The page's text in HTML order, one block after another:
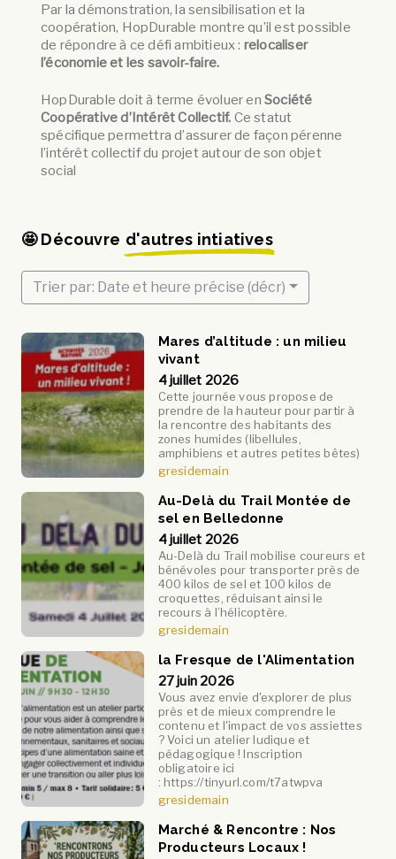
Par la démonstration, la sensibilisation et la
coopération, HopDurable montre qu’il est possible
de répondre à ce défi ambitieux : relocaliser
l’économie et les savoir-faire.
HopDurable doit à terme évoluer en Société
Coopérative d’Intérêt Collectif. Ce statut
spécifique permettra d’assurer de façon pérenne
l’intérêt collectif du projet autour de son objet
social
🤩 Découvre d'autres intiatives
Trier par: Date et heure précise (décr)
Mares d’altitude : un milieu
vivant
4 juillet 2026
Cette journée vous propose de
prendre de la hauteur pour partir à
la rencontre des habitants des
zones humides (libellules,
amphibiens et autres petites bêtes)
gresidemain
Au-Delà du Trail Montée de
sel en Belledonne
4 juillet 2026
Au-Delà du Trail mobilise coureurs et
bénévoles pour transporter près de
400 kilos de sel et 100 kilos de
croquettes, réduisant ainsi le
recours à l’hélicoptère.
gresidemain
la Fresque de l'Alimentation
27 juin 2026
Vous avez envie d'explorer de plus
près et de mieux comprendre le
contenu et l'impact de vos assiettes
? Voici un atelier ludique et
pédagogique ! Inscription
obligatoire ici
: https://tinyurl.com/t7atwpva
gresidemain
Marché & Rencontre : Nos
Producteurs Locaux !